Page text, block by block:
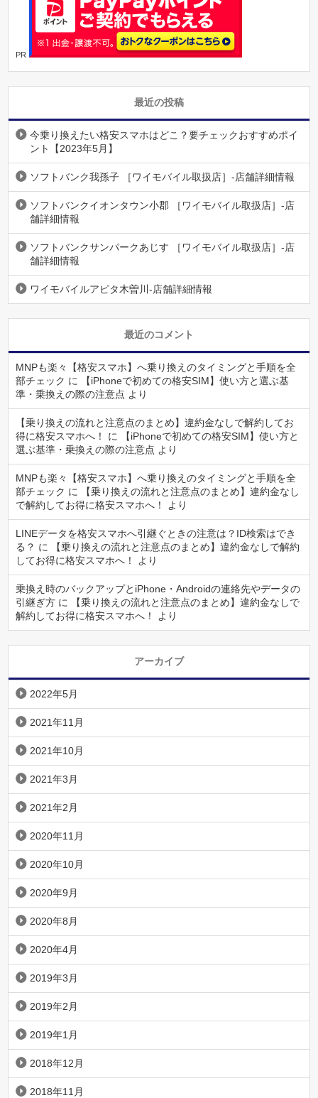
PR
最近の投稿
今乗り換えたい格安スマホはどこ？要チェックおすすめポイ
ント【2023年5月】
ソフトバンク我孫子 ［ワイモバイル取扱店］-店舗詳細情報
ソフトバンクイオンタウン小郡 ［ワイモバイル取扱店］-店
舗詳細情報
ソフトバンクサンパークあじす ［ワイモバイル取扱店］-店
舗詳細情報
ワイモバイルアピタ木曽川-店舗詳細情報
最近のコメント
MNPも楽々【格安スマホ】へ乗り換えのタイミングと手順を全
部チェック に
【iPhoneで初めての格安SIM】使い方と選ぶ基
準・乗換えの際の注意点 より
【乗り換えの流れと注意点のまとめ】違約金なしで解約してお
得に格安スマホへ！
に
【iPhoneで初めての格安SIM】使い方と
選ぶ基準・乗換えの際の注意点 より
MNPも楽々【格安スマホ】へ乗り換えのタイミングと手順を全
部チェック に
【乗り換えの流れと注意点のまとめ】違約金なし
で解約してお得に格安スマホへ！
より
LINEデータを格安スマホへ引継ぐときの注意は？ID検索はでき
る？ に
【乗り換えの流れと注意点のまとめ】違約金なしで解約
してお得に格安スマホへ！
より
乗換え時のバックアップとiPhone・Androidの連絡先やデータの
引継ぎ方 に
【乗り換えの流れと注意点のまとめ】違約金なしで
解約してお得に格安スマホへ！
より
アーカイブ
2022年5月
2021年11月
2021年10月
2021年3月
2021年2月
2020年11月
2020年10月
2020年9月
2020年8月
2020年4月
2019年3月
2019年2月
2019年1月
2018年12月
2018年11月